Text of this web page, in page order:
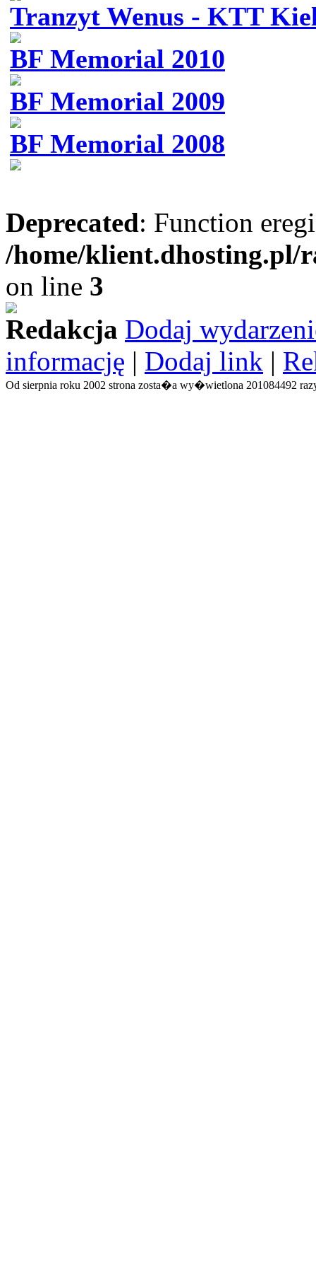
Tranzyt Wenus - KTT
BF Memorial 2010
BF Memorial 2009
BF Memorial 2008
Deprecated: Function
/home/
on line 3
Redakcja Dodaj
informację | Dodaj link |
Od sierpnia roku 2002 strona zosta�a wy�wietlona 201084492